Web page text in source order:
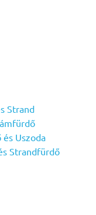
Strand
Uszoda
Strandfürdő